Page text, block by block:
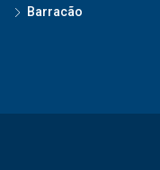
Barracão